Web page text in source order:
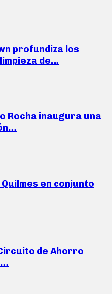
profundiza los
de…
Rocha inaugura una
Quilmes en conjunto
de Ahorro